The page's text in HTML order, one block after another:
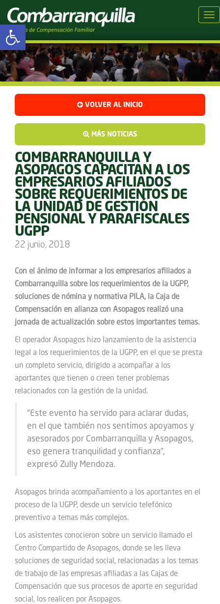
Abrir barra de herramientas
VOLVER AL INICIO
MÁS NOTICIAS
COMBARRANQUILLA Y
ASOPAGOS CAPACITAN A LOS
EMPRESARIOS AFILIADOS
SOBRE REQUERIMIENTOS DE
LA UNIDAD DE GESTIÓN
PENSIONAL Y PARAFISCALES
UGPP
22 junio, 2018
Con el ánimo de informar a los empresarios afiliados a
Combarranquilla sobre los requerimientos de la UGPP,
soluciones de nómina y normativa PILA, la Caja de
Compensación en alianza con Asopagos realizó una
jornada de actualización sobre estos importantes temas.
El operador Asopagos hizo lanzamiento de la asistencia
legal a los requerimientos de la UGPP, en el que se presta
un completo servicio, dirigido a acompañar a los
aportantes que tienen o creen tener problemas
relacionados con la gestión de la unidad.
“Este evento ha servido para aclarar dudas,
en el que también nos sentimos apoyamos y
asesorados por Combarranquilla y Asopagos,
eso genera tranquilidad y confianza”,
expresó Zully Mendoza.
Asopagos brinda acompañamiento a los aportantes en el
proceso de la UGPP, desde un servicio telefónico
preventivo a temas más complejos.
Los asistentes conocieron sobre un servicio llamado el
Centro Compartido de Asopagos, donde se les lleva
soluciones de seguridad social, relacionadas a los temas
de trabajo de las empresas afiliadas a las Cajas de
Compensación que sus procesos de aporte en seguridad
social, los realicen por Asopagos.